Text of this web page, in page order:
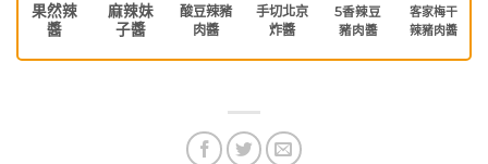
果然辣
醬
麻辣妹
子醬
酸豆辣豬
肉醬
手切北京
炸醬
5香辣豆
豬肉醬
客家梅干
辣豬肉醬